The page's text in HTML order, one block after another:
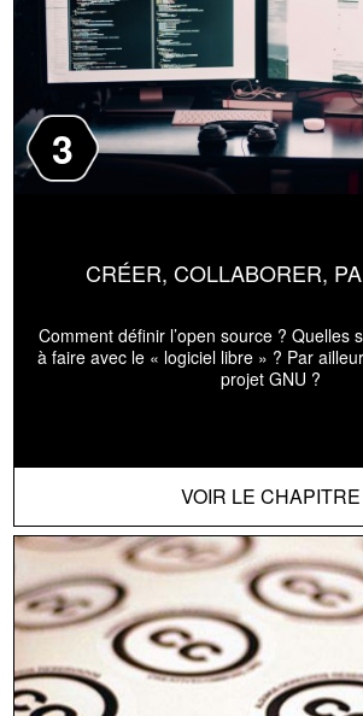
3
CRÉER, COLLABORER,
Comment définir l’open source ? Quelles
à faire avec le « logiciel libre » ? Par
projet GNU ?
VOIR LE CHAPITRE